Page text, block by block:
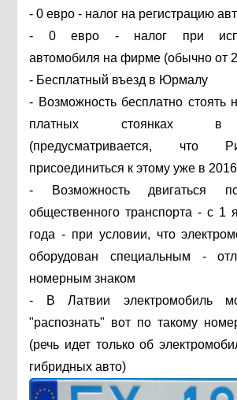
- 0 евро - налог на регистрацию
- 0 евро - налог при
автомобиля на фирме (обычно от
- Бесплатный въезд в Юрмалу
- Возможность бесплатно стоять
платных стоянках в
(предусматривается, что
присоединиться к этому уже в 2016
- Возможность двигаться
общественного транспорта - с 1
года - при условии, что
оборудован специальным -
номерным знаком
- В Латвии электромобиль
"распознать" вот по такому
(речь идет только об
гибридных авто)